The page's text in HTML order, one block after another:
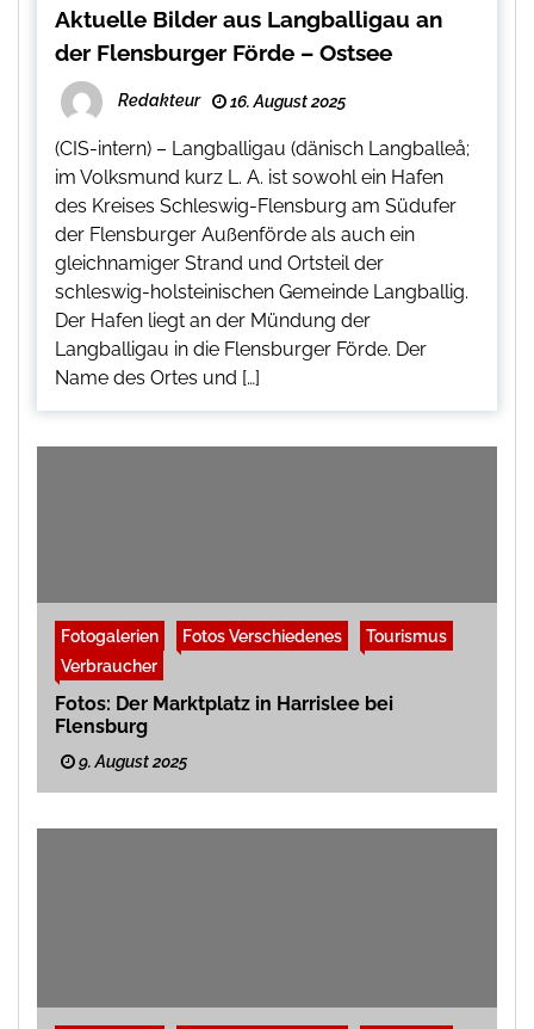
Aktuelle Bilder aus Langballigau an
der Flensburger Förde – Ostsee
Redakteur 16. August 2025
(CIS-intern) – Langballigau (dänisch Langballeå;
im Volksmund kurz L. A. ist sowohl ein Hafen
des Kreises Schleswig-Flensburg am Südufer
der Flensburger Außenförde als auch ein
gleichnamiger Strand und Ortsteil der
schleswig-holsteinischen Gemeinde Langballig.
Der Hafen liegt an der Mündung der
Langballigau in die Flensburger Förde. Der
Name des Ortes und […]
Fotogalerien Fotos Verschiedenes
Tourismus
Verbraucher
Fotos: Der Marktplatz in Harrislee bei
Flensburg
9. August 2025